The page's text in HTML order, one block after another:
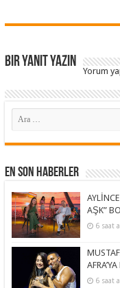
Bir yanıt yazın
Yorum
En Son Haberler
AŞK”
6 saat
6 saat